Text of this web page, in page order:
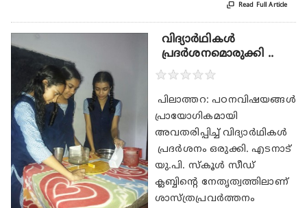
 Read Full Article
വിദ്യാർഥികൾ
പ്രദർശനമൊരുക്കി ..
★★★★★
പിലാത്തറ: പഠനവിഷയങ്ങള്‍
പ്രായോഗികമായി
അവതരിപ്പിച്ച് വിദ്യാര്‍ഥികള്‍
പ്രദര്‍ശനം ഒരുക്കി. എടനാട്
യു.പി. സ്‌കൂള്‍ സീഡ്
ക്ലബ്ബിന്റെ നേതൃത്വത്തിലാണ്
ശാസ്ത്രപ്രവര്‍ത്തനം